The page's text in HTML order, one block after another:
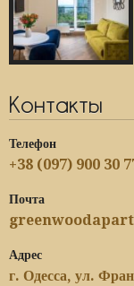
Контакты
Телефон
+38 (097) 900 30
Почта
Адрес
г. Одесса, ул.